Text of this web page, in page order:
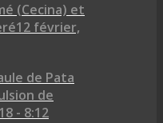
(Cecina) et
12 février,
de Pata
de
- 8:12